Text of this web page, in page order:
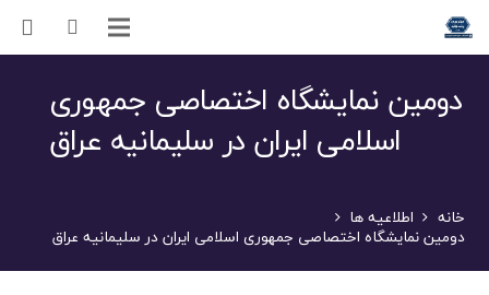
دومین نمایشگاه اختصاصی جمهوری
اسلامی ایران در سلیمانیه عراق
خانه اطلاعیه ها
دومین نمایشگاه اختصاصی جمهوری اسلامی ایران در سلیمانیه عراق